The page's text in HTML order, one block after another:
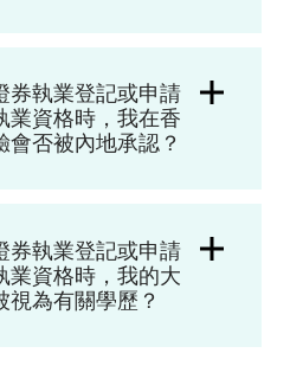
券執業登記或申請
業資格時，我在香
會否被內地承認？
券執業登記或申請
業資格時，我的大
視為有關學歷？